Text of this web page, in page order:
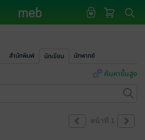
สำนักพิมพ์ นักเขียน นักพากย์
ค้นหาขั้นสูง
หน้าที่ 1